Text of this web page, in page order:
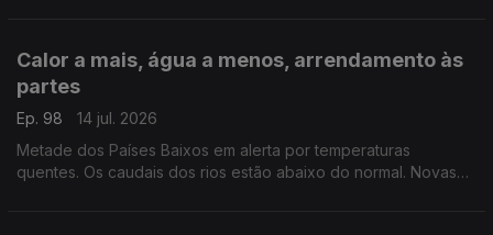
Calor a mais, água a menos, arrendamento às
partes
Ep. 98
14 jul. 2026
Metade dos Países Baixos em alerta por temperaturas
quentes. Os caudais dos rios estão abaixo do normal. Novas